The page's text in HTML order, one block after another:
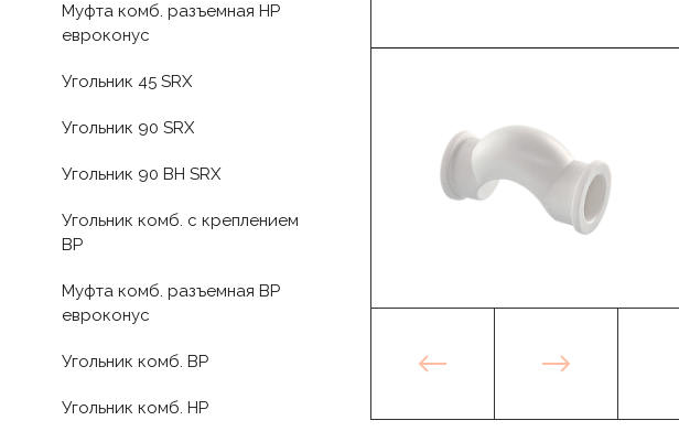
Муфта комб. разъемная НР
евроконус
Угольник 45 SRX
Угольник 90 SRX
Угольник 90 ВН SRX
Угольник комб. с креплением
ВР
Муфта комб. разъемная ВР
евроконус
Угольник комб. ВР
Угольник комб. НР